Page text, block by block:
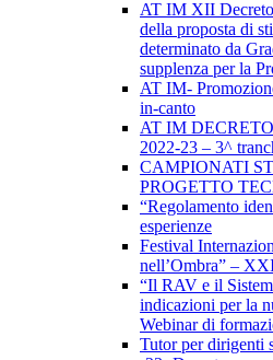
AT IM XII
della proposta di
determinato da
supplenza per la
AT IM-
in-canto
AT IM DECRETO
2022-23 – 3^
CAMPIONATI
PROGETTO
“Regolamento
esperienze
Festival
nell’Ombra” –
“Il RAV e il
indicazioni per la
Webinar di
Tutor per dirigenti